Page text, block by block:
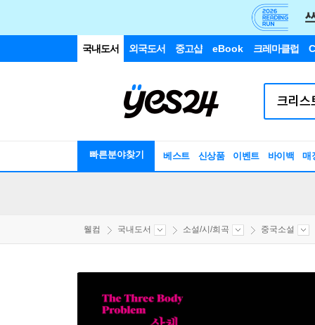
국내도서 외국도서 중고샵 eBook 크레마클럽
빠른분야찾기 베스트 신상품 이벤트 바이백 매
웰컴 국내도서 소설/시/희곡 중국소설